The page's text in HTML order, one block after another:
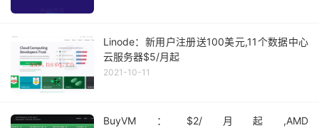
Linode：新用户注册送100美元,11个数据中心
云服务器$5/月起
2021-10-11
BuyVM：$2/月起,AMD